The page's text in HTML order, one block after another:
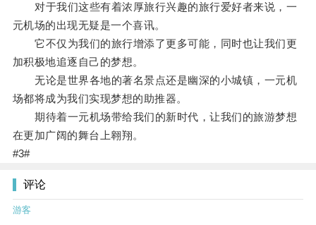
对于我们这些有着浓厚旅行兴趣的旅行爱好者来说，一
元机场的出现无疑是一个喜讯。
它不仅为我们的旅行增添了更多可能，同时也让我们更
加积极地追逐自己的梦想。
无论是世界各地的著名景点还是幽深的小城镇，一元机
场都将成为我们实现梦想的助推器。
期待着一元机场带给我们的新时代，让我们的旅游梦想
在更加广阔的舞台上翱翔。
#3#
评论
游客